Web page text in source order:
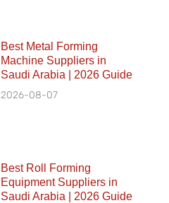
Best Metal Forming
Machine Suppliers in
Saudi Arabia | 2026 Guide
2026-08-07
Best Roll Forming
Equipment Suppliers in
Saudi Arabia | 2026 Guide